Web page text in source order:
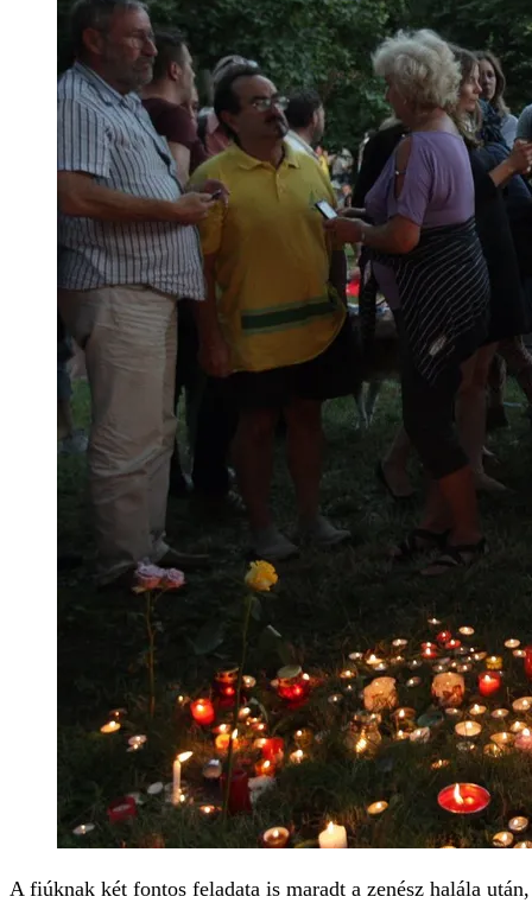
A fiúknak két fontos feladata is maradt a zenész halála